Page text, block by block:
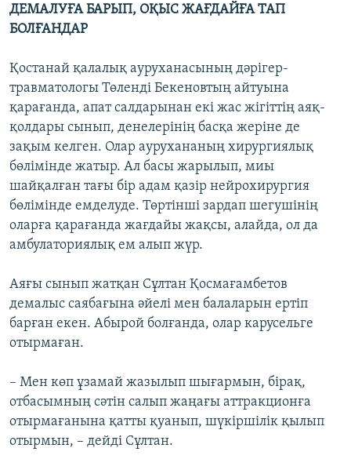
ДЕМАЛУҒА БАРЫП, ОҚЫС ЖАҒДАЙҒА ТАП
БОЛҒАНДАР
Қостанай қалалық ауруханасының дәрігер-
травматологы Төленді Бекеновтың айтуына
қарағанда, апат салдарынан екі жас жігіттің аяқ-
қолдары сынып, денелерінің басқа жеріне де
зақым келген. Олар аурухананың хирургиялық
бөлімінде жатыр. Ал басы жарылып, миы
шайқалған тағы бір адам қазір нейрохирургия
бөлімінде емделуде. Төртінші зардап шегушінің
оларға қарағанда жағдайы жақсы, алайда, ол да
амбулаториялық ем алып жүр.
Аяғы сынып жатқан Сұлтан Қосмағамбетов
демалыс саябағына әйелі мен балаларын ертіп
барған екен. Абырой болғанда, олар карусельге
отырмаған.
– Мен көп ұзамай жазылып шығармын, бірақ,
отбасымның сәтін салып жаңағы аттракционға
отырмағанына қатты қуанып, шүкіршілік қылып
отырмын, – дейді Сұлтан.